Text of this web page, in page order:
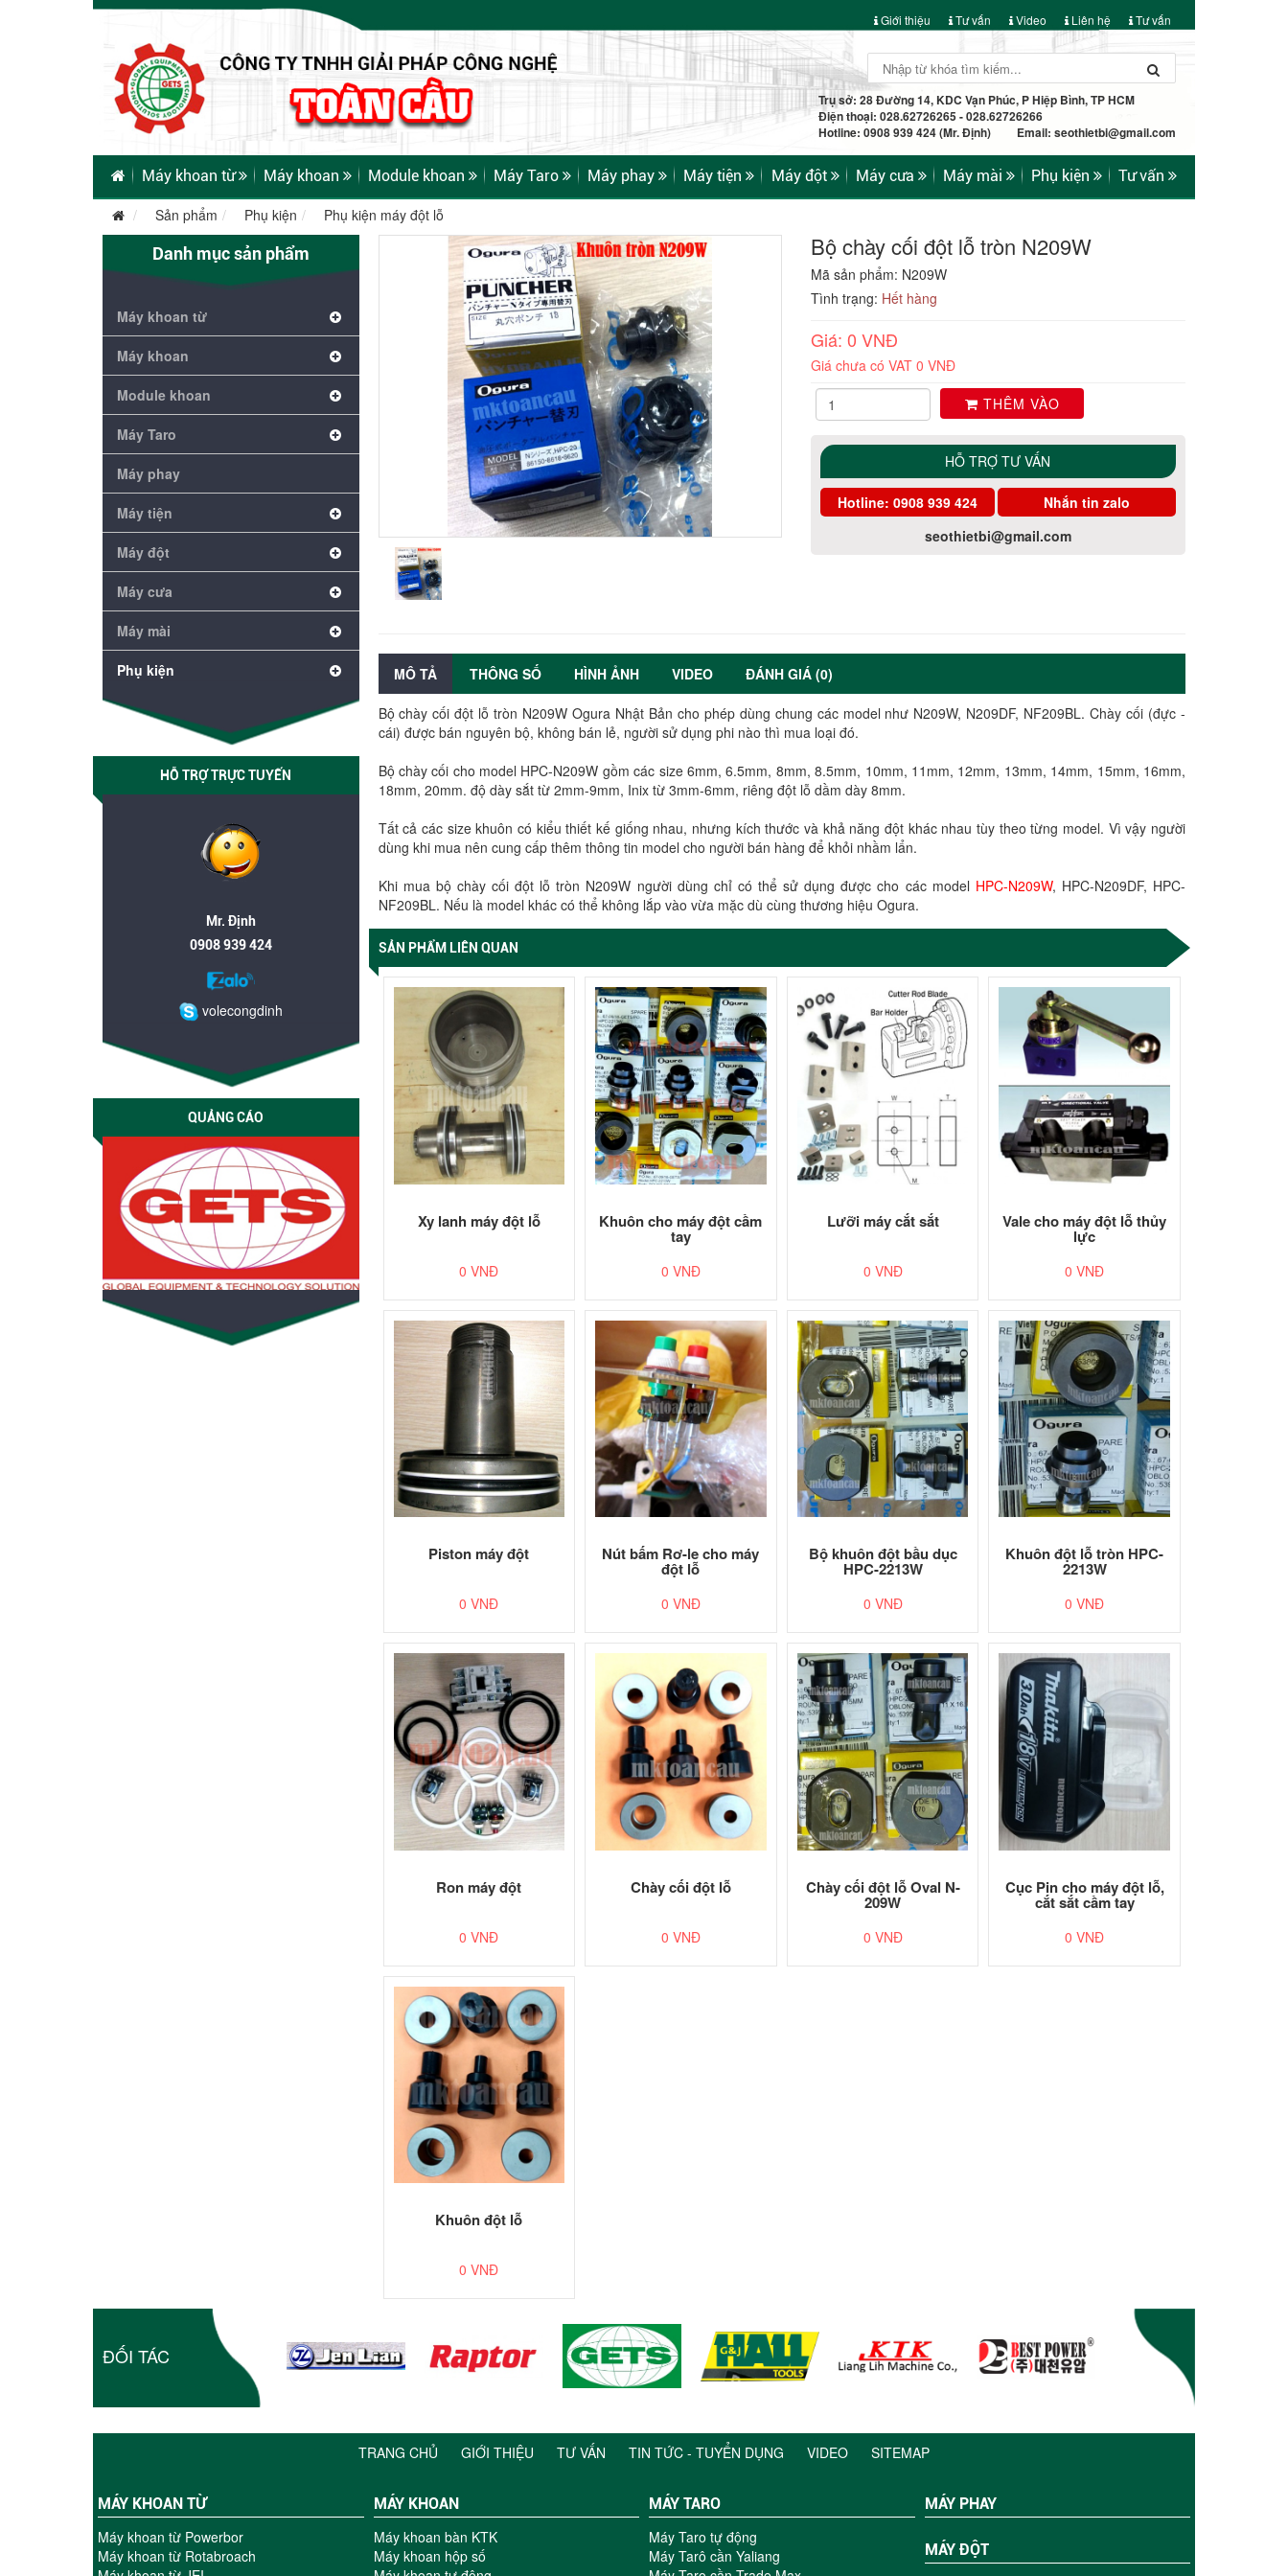
Giới thiệu Tư vấn Video Liên hệ Tư vấn
Trụ sở: 28 Đường 14, KDC Vạn Phúc, P Hiệp Bình, TP HCM
Điện thoại: 028.62726265 - 028.62726266
Hotline: 0908 939 424 (Mr. Định) Email: seothietbi@gmail.com
Máy khoan từ Máy khoan Module khoan Máy Taro Máy phay Máy tiện Máy đột Máy cưa Máy mài Phụ kiện Tư vấn
Sản phẩm Phụ kiện Phụ kiện máy đột lỗ
Danh mục sản phẩm
Máy khoan từ
Máy khoan
Module khoan
Máy Taro
Máy phay
Máy tiện
Máy đột
Máy cưa
Máy mài
Phụ kiện
HỖ TRỢ TRỰC TUYẾN
Mr. Định
0908 939 424
volecongdinh
QUẢNG CÁO
Bộ chày cối đột lỗ tròn N209W
Mã sản phẩm: N209W
Tình trạng: Hết hàng
Giá: 0 VNĐ
Giá chưa có VAT 0 VNĐ
THÊM VÀO
HỖ TRỢ TƯ VẤN
Hotline: 0908 939 424
Nhắn tin zalo
seothietbi@gmail.com
MÔ TẢ THÔNG SỐ HÌNH ẢNH VIDEO ĐÁNH GIÁ (0)
Bộ chày cối đột lỗ tròn N209W Ogura Nhật Bản cho phép dùng chung các model như N209W, N209DF, NF209BL. Chày cối (đực -
cái) được bán nguyên bộ, không bán lẻ, người sử dụng phi nào thì mua loại đó.
Bộ chày cối cho model HPC-N209W gồm các size 6mm, 6.5mm, 8mm, 8.5mm, 10mm, 11mm, 12mm, 13mm, 14mm, 15mm, 16mm,
18mm, 20mm. độ dày sắt từ 2mm-9mm, Inix từ 3mm-6mm, riêng đột lỗ dầm dày 8mm.
Tất cả các size khuôn có kiểu thiết kế giống nhau, nhưng kích thước và khả năng đột khác nhau tùy theo từng model. Vì vậy người
dùng khi mua nên cung cấp thêm thông tin model cho người bán hàng để khỏi nhầm lẩn.
Khi mua bộ chày cối đột lỗ tròn N209W người dùng chỉ có thể sử dụng được cho các model HPC-N209W, HPC-N209DF, HPC-
NF209BL. Nếu là model khác có thể không lắp vào vừa mặc dù cùng thương hiệu Ogura.
SẢN PHẨM LIÊN QUAN
Xy lanh máy đột lỗ
0 VNĐ
Khuôn cho máy đột cầm
tay
0 VNĐ
Lưỡi máy cắt sắt
0 VNĐ
Vale cho máy đột lỗ thủy
lực
0 VNĐ
Piston máy đột
0 VNĐ
Nút bấm Rơ-le cho máy
đột lỗ
0 VNĐ
Bộ khuôn đột bầu dục
HPC-2213W
0 VNĐ
Khuôn đột lỗ tròn HPC-
2213W
0 VNĐ
Ron máy đột
0 VNĐ
Chày cối đột lỗ
0 VNĐ
Chày cối đột lỗ Oval N-
209W
0 VNĐ
Cục Pin cho máy đột lỗ,
cắt sắt cầm tay
0 VNĐ
Khuôn đột lỗ
0 VNĐ
ĐỐI TÁC
TRANG CHỦ GIỚI THIỆU TƯ VẤN TIN TỨC - TUYỂN DỤNG VIDEO SITEMAP
MÁY KHOAN TỪ
Máy khoan từ Powerbor
Máy khoan từ Rotabroach
MÁY KHOAN
Máy khoan bàn KTK
Máy khoan hộp số
MÁY TARO
Máy Taro tự động
Máy Tarô cần Yaliang
MÁY PHAY
MÁY ĐỘT